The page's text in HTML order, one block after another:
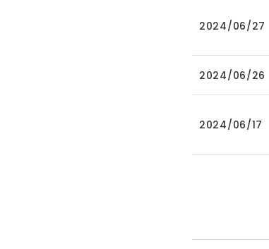
2024/06/27
2024/06/26
2024/06/17